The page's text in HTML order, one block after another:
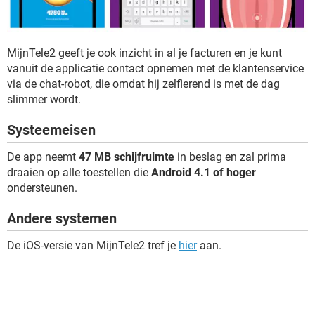
MijnTele2 geeft je ook inzicht in al je facturen en je kunt
vanuit de applicatie contact opnemen met de klantenservice
via de chat-robot, die omdat hij zelflerend is met de dag
slimmer wordt.
Systeemeisen
De app neemt 47 MB schijfruimte in beslag en zal prima
draaien op alle toestellen die Android 4.1 of hoger
ondersteunen.
Andere systemen
De iOS-versie van MijnTele2 tref je hieraan.